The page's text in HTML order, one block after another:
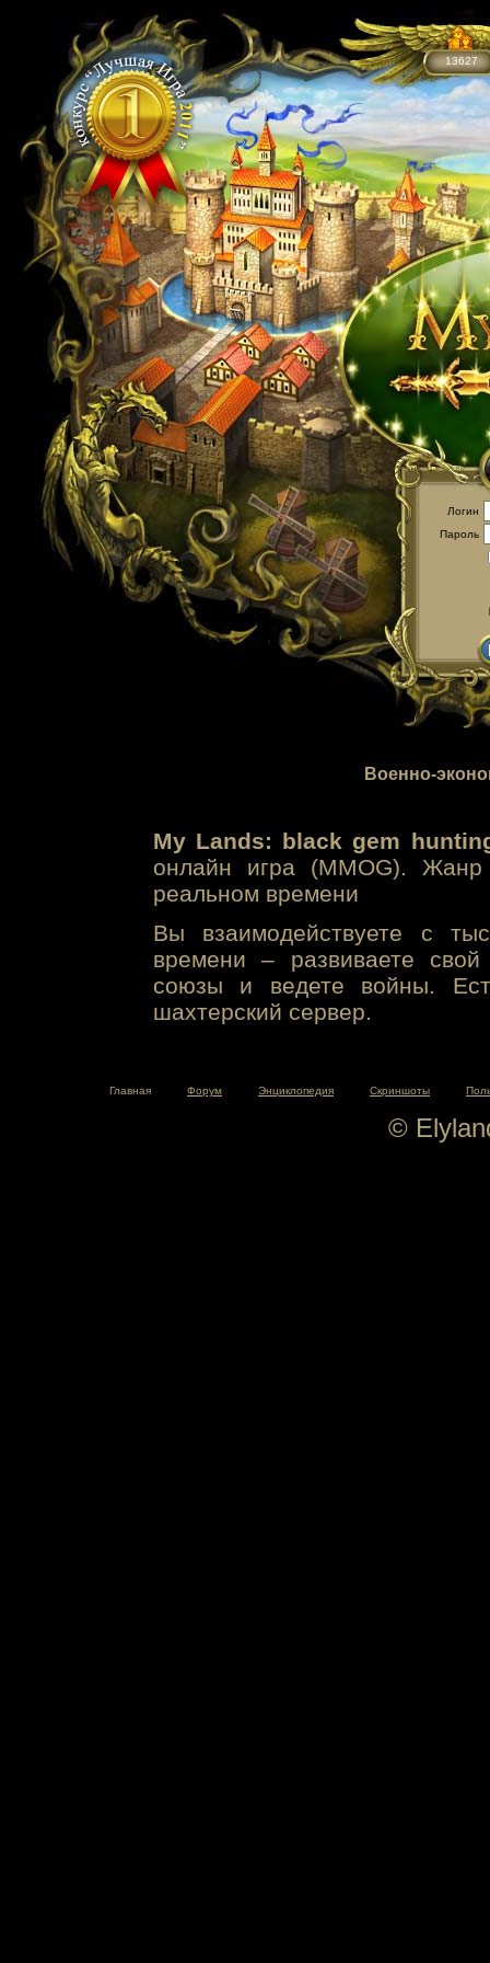
13627
Логин
Пароль
Военно-
My Lands: black gem
онлайн игра (MMOG). Жанр
реальном времени
Вы взаимодействуете с
времени – развиваете свой
союзы и ведете войны.
шахтерский сервер.
Главная Форум Энциклопедия Скриншоты
©